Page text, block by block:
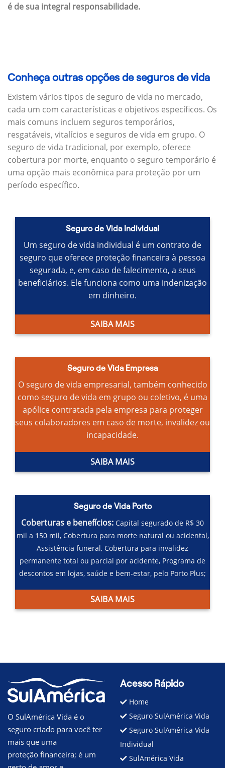
é de sua integral responsabilidade.
Conheça outras opções de seguros de vida
Existem vários tipos de seguro de vida no mercado,
cada um com características e objetivos específicos. Os
mais comuns incluem seguros temporários,
resgatáveis, vitalícios e seguros de vida em grupo. O
seguro de vida tradicional, por exemplo, oferece
cobertura por morte, enquanto o seguro temporário é
uma opção mais econômica para proteção por um
período específico.
Seguro de Vida Individual
Um seguro de vida individual é um contrato de
seguro que oferece proteção financeira à pessoa
segurada, e, em caso de falecimento, a seus
beneficiários. Ele funciona como uma indenização
em dinheiro.
SAIBA MAIS
Seguro de Vida Empresa
O seguro de vida empresarial, também conhecido
como seguro de vida em grupo ou coletivo, é uma
apólice contratada pela empresa para proteger
seus colaboradores em caso de morte, invalidez ou
incapacidade.
SAIBA MAIS
Seguro de Vida Porto
Coberturas e benefícios: Capital segurado de R$ 30
mil a 150 mil, Cobertura para morte natural ou acidental,
Assistência funeral,Cobertura para invalidez
permanente total ou parcial por acidente, Programa de
descontos em lojas, saúde e bem-estar, pelo Porto Plus;
SAIBA MAIS
O SulAmérica Vida é o
seguro criado para você ter
mais que uma
proteção financeira; é um
Acesso Rápido
Home
Seguro SulAmérica Vida
Seguro SulAmérica Vida
Individual
SulAmérica Vida